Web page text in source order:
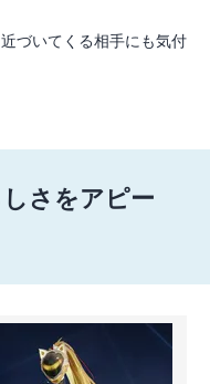
づいてくる相手にも気付
さをアピー